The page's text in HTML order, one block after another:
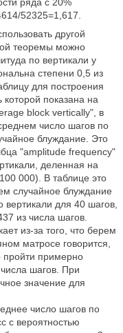
52325=1,617.
другой
теоремы можно
по вертикали у
степени 0,5 из
для построения
которой показана на
block vertically", в
число шагов по
блуждание. Это
"amplitude frequency"
деленная на
000). В таблице это
случайное блуждание
для 40 шагов,
из числа шагов.
из-за того, что берем
матросе говорится,
пройти примерно
шагов. При
значение для
число шагов по
с вероятностью